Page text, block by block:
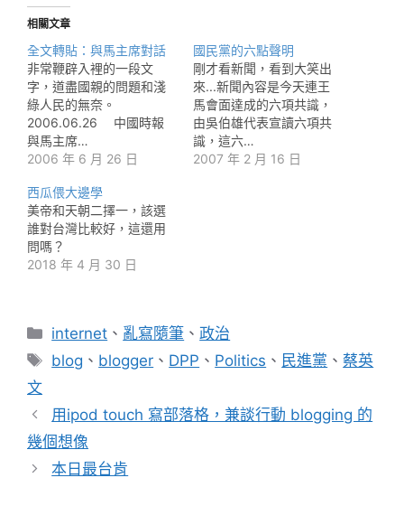
相關文章
全文轉貼：與馬主席對話
非常鞭辟入裡的一段文
字，道盡國親的問題和淺
綠人民的無奈。
2006.06.26 中國時報
與馬主席…
2006 年 6 月 26 日
國民黨的六點聲明
剛才看新聞，看到大笑出
來...新聞內容是今天連王
馬會面達成的六項共識，
由吳伯雄代表宣讀六項共
識，這六…
2007 年 2 月 16 日
西瓜偎大邊學
美帝和天朝二擇一，該選
誰對台灣比較好，這還用
問嗎？
2018 年 4 月 30 日
分
類
internet 、 亂寫隨筆 、政治
標
blog 、 blogger 、 DPP 、 Politics 、 民進黨 、蔡英
文
用ipod touch 寫部落格，兼談行動 blogging 的
幾個想像
本日最台肯